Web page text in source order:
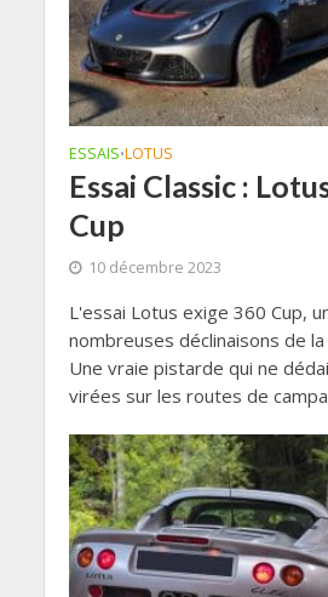
ESSAIS•LOTUS
Essai Classic :
Cup
10 décembre 2023
L'essai Lotus exige 360 Cup,
nombreuses déclinaisons de
Une vraie pistarde qui ne
virées sur les routes de